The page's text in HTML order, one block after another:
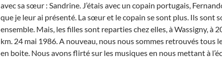
avec sa sœur : Sandrine. J’étais avec un copain portugais,
que je leur ai présenté. La sœur et le copain se sont plus. Ils sont
ensemble. Mais, les filles sont reparties chez elles, à Wassigny, à
km. 24 mai 1986. A nouveau, nous nous sommes retrouvés tous
en boite. Nous avons flirté sur les musiques en nous mettant à